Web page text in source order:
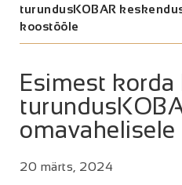
turundusKOBAR
koostööle
Esimest korda
20 märts, 2024